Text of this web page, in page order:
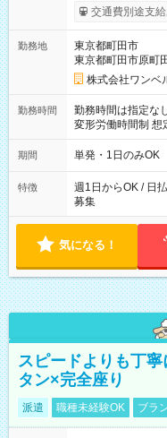
いOK！（規定あ
ンビニATMから 日払い
交通費別途支給
勤務地
東京都町田市
東京都町田市原町
株式会社ワンベ
勤務時間
勤務時間は指定な
変形労働時間制 想定労働時
～21：00
期間 単発・1日のみOK
特徴
週1日からOK / 日
募集
気になる！
スピードよりも丁
タン×完全座り
派遣 職種未経験OK ブラ